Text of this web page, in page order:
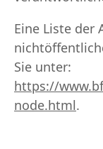
Eine Liste der
Sie unter:
https://
node.html.